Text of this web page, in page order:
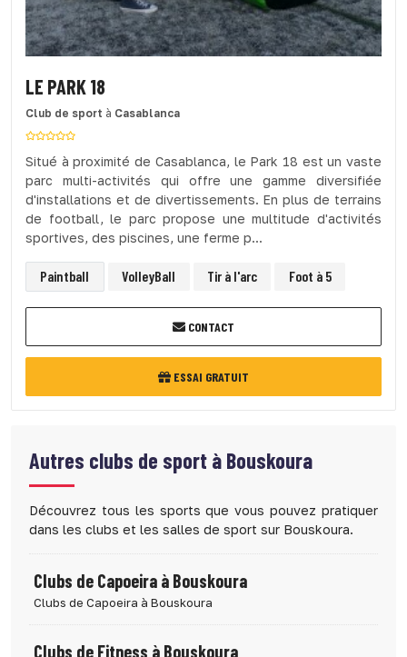
LE PARK 18
Club de sport à Casablanca
Situé à proximité de Casablanca, le Park 18 est un vaste
parc multi-activités qui offre une gamme diversifiée
d'installations et de divertissements. En plus de terrains
de football, le parc propose une multitude d'activités
sportives, des piscines, une ferme p...
Paintball VolleyBall Tir à l'arc Foot à 5
CONTACT
ESSAI GRATUIT
Autres clubs de sport à Bouskoura
Découvrez tous les sports que vous pouvez pratiquer
dans les clubs et les salles de sport sur Bouskoura.
Clubs de Capoeira à Bouskoura
Clubs de Capoeira à Bouskoura
Clubs de Fitness à Bouskoura